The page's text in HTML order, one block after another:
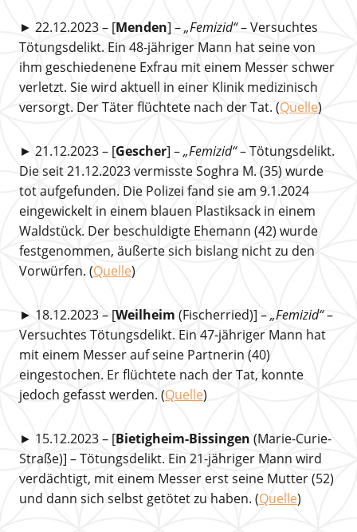
► 22.12.2023 – [Menden] –„Femizid“– Versuchtes
Tötungsdelikt. Ein 48-jähriger Mann hat seine von
ihm geschiedenene Exfrau mit einem Messer schwer
verletzt. Sie wird aktuell in einer Klinik medizinisch
versorgt. Der Täter flüchtete nach der Tat. (Quelle)
► 21.12.2023 – [Gescher] –„Femizid“– Tötungsdelikt.
Die seit 21.12.2023 vermisste Soghra M. (35) wurde
tot aufgefunden. Die Polizei fand sie am 9.1.2024
eingewickelt in einem blauen Plastiksack in einem
Waldstück. Der beschuldigte Ehemann (42) wurde
festgenommen, äußerte sich bislang nicht zu den
Vorwürfen. (Quelle)
► 18.12.2023 – [Weilheim (Fischerried)] –„Femizid“–
Versuchtes Tötungsdelikt. Ein 47-jähriger Mann hat
mit einem Messer auf seine Partnerin (40)
eingestochen. Er flüchtete nach der Tat, konnte
jedoch gefasst werden. (Quelle)
► 15.12.2023 – [Bietigheim-Bissingen (Marie-Curie-
Straße)] – Tötungsdelikt. Ein 21-jähriger Mann wird
verdächtigt, mit einem Messer erst seine Mutter (52)
und dann sich selbst getötet zu haben. (Quelle)